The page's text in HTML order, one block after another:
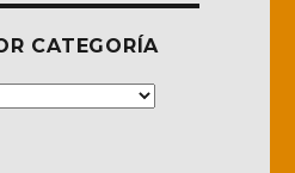
CATEGORÍA